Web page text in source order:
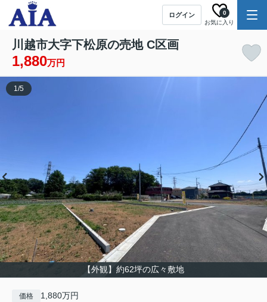
ログイン
お気に入り
0
川越市大字下松原の売地 C区画
1,880万円
【外観】約62坪の広々敷地
1/5
価格 1,880万円